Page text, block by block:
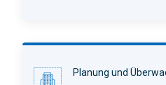
Planung und